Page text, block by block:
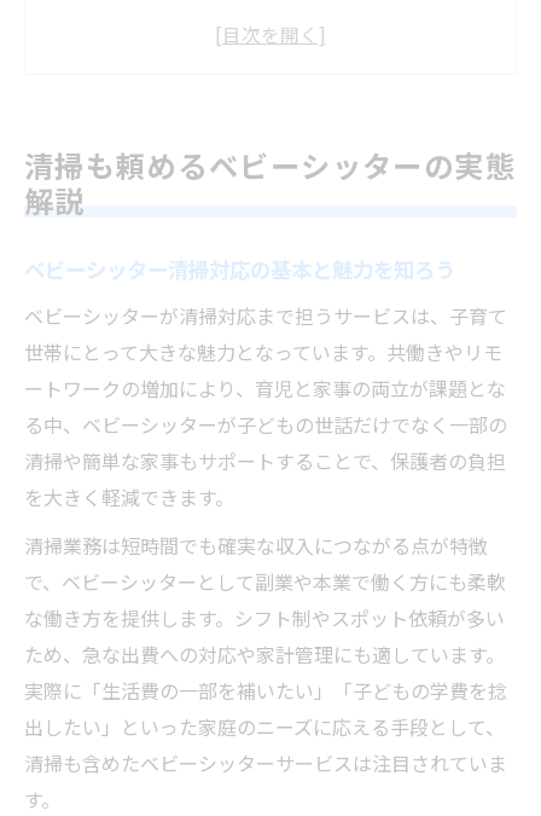
清掃を頼む際に気を付けたいポイントとは
イド
清掃もできるベビーシッター活用のコツを
解説
家事清掃依頼で得られる時短メリットとは
清掃付きサービスが家計に与える効果を考
察
家事代行と清掃を任せるベビーシッターの
清掃まで頼むことで家庭がどう変わるか
柔軟な働き方に対応する清掃付ベビーシッター
清掃対応ベビーシッターの働き方の選択肢
清掃業務が加わるベビーシッター収入の実
態
清掃も頼めるベビーシッターの実態
解説
ベビーシッター清掃対応の基本と魅力を知ろう
ベビーシッターが清掃対応まで担うサービスは、子育て
世帯にとって大きな魅力となっています。共働きやリモ
ートワークの増加により、育児と家事の両立が課題とな
る中、ベビーシッターが子どもの世話だけでなく一部の
清掃や簡単な家事もサポートすることで、保護者の負担
を大きく軽減できます。
清掃業務は短時間でも確実な収入につながる点が特徴
で、ベビーシッターとして副業や本業で働く方にも柔軟
な働き方を提供します。シフト制やスポット依頼が多い
ため、急な出費への対応や家計管理にも適しています。
実際に「生活費の一部を補いたい」「子どもの学費を捻
出したい」といった家庭のニーズに応える手段として、
清掃も含めたベビーシッターサービスは注目されていま
す。